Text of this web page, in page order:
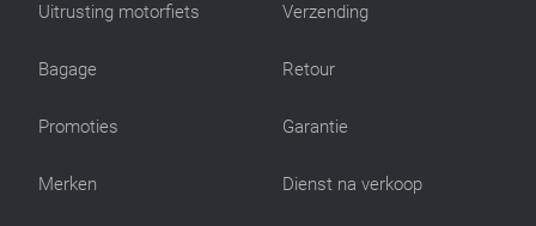
Uitrusting motorfiets
Bagage
Promoties
Merken
Verzending
Retour
Garantie
Dienst na verkoop